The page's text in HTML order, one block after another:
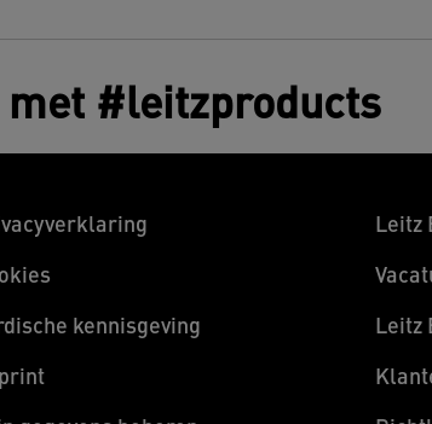
met #leitzproducts
kennisgeving
Leitz
Leitz